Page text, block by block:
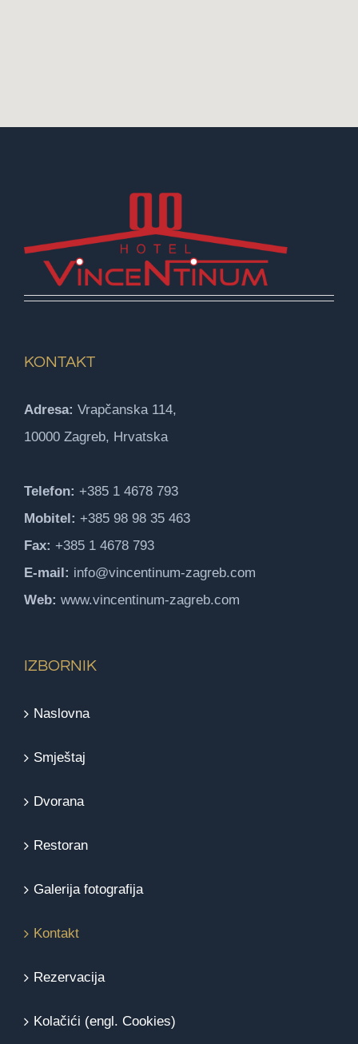
KONTAKT
Adresa: Vrapčanska 114,
10000 Zagreb, Hrvatska
Telefon: +385 1 4678 793
Mobitel: +385 98 98 35 463
Fax: +385 1 4678 793
E-mail: info@vincentinum-zagreb.com
Web: www.vincentinum-zagreb.com
IZBORNIK
Naslovna
Smještaj
Dvorana
Restoran
Galerija fotografija
Kontakt
Rezervacija
Kolačići (engl. Cookies)